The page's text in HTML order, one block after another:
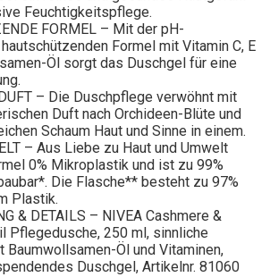
Feuchtigkeitspflege.
FORMEL – Mit der pH-
hautschützenden Formel mit Vitamin C, E
Öl sorgt das Duschgel für eine
– Die Duschpflege verwöhnt mit
Duft nach Orchideen-Blüte und
Schaum Haut und Sinne in einem.
– Aus Liebe zu Haut und Umwelt
0% Mikroplastik und ist zu 99%
Die Flasche** besteht zu 97%
Plastik.
& DETAILS – NIVEA Cashmere &
Pflegedusche, 250 ml, sinnliche
Baumwollsamen-Öl und Vitaminen,
Duschgel, Artikelnr. 81060